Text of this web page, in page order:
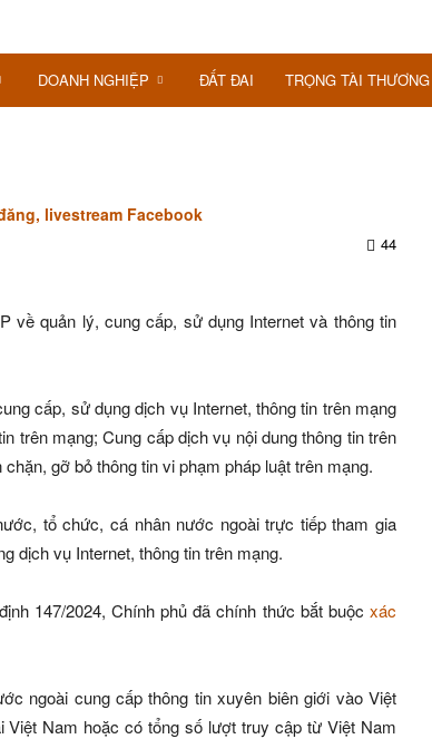
DOANH NGHIỆP ĐẤT ĐAI TRỌNG TÀI
livestream Facebook
44
về quản lý, cung cấp, sử dụng Internet và thông tin
cấp, sử dụng dịch vụ Internet, thông tin trên mạng
trên mạng; Cung cấp dịch vụ nội dung thông tin trên
gỡ bỏ thông tin vi phạm pháp luật trên mạng.
tổ chức, cá nhân nước ngoài trực tiếp tham gia
dịch vụ Internet, thông tin trên mạng.
147/2024, Chính phủ đã chính thức bắt buộc xác
ngoài cung cấp thông tin xuyên biên giới vào Việt
Nam hoặc có tổng số lượt truy cập từ Việt Nam